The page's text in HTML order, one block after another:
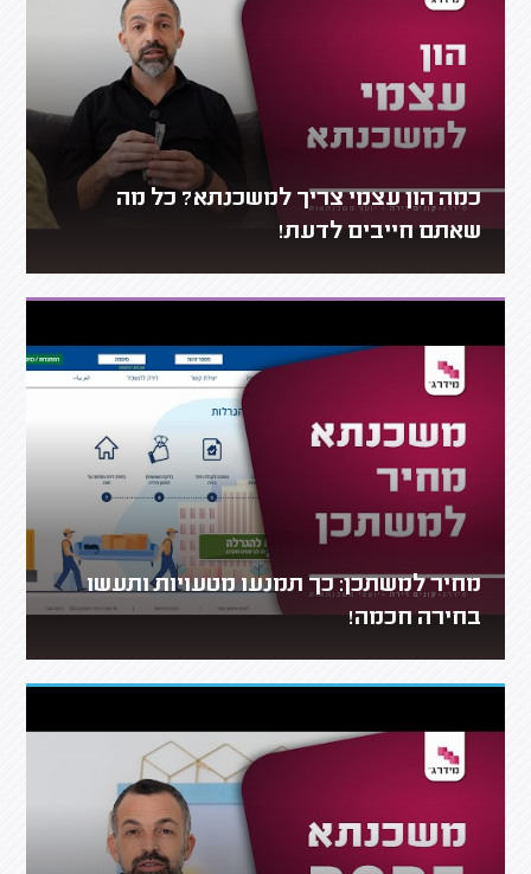
כמה הון עצמי צריך למשכנתא? כל מה
שאתם חייבים לדעת!
מחיר למשתכן: כך תמנעו מטעויות ותעשו
בחירה חכמה!